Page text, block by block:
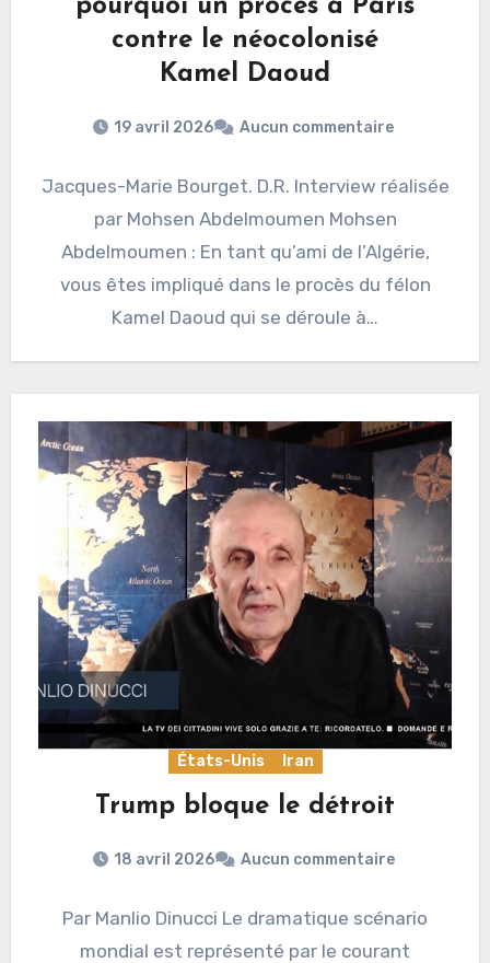
pourquoi un procès à Paris
contre le néocolonisé
Kamel Daoud
19 avril 2026 Aucun commentaire
Jacques-Marie Bourget. D.R. Interview réalisée
par Mohsen Abdelmoumen Mohsen
Abdelmoumen : En tant qu’ami de l’Algérie,
vous êtes impliqué dans le procès du félon
Kamel Daoud qui se déroule à…
États-Unis Iran
Trump bloque le détroit
18 avril 2026 Aucun commentaire
Par Manlio Dinucci Le dramatique scénario
mondial est représenté par le courant